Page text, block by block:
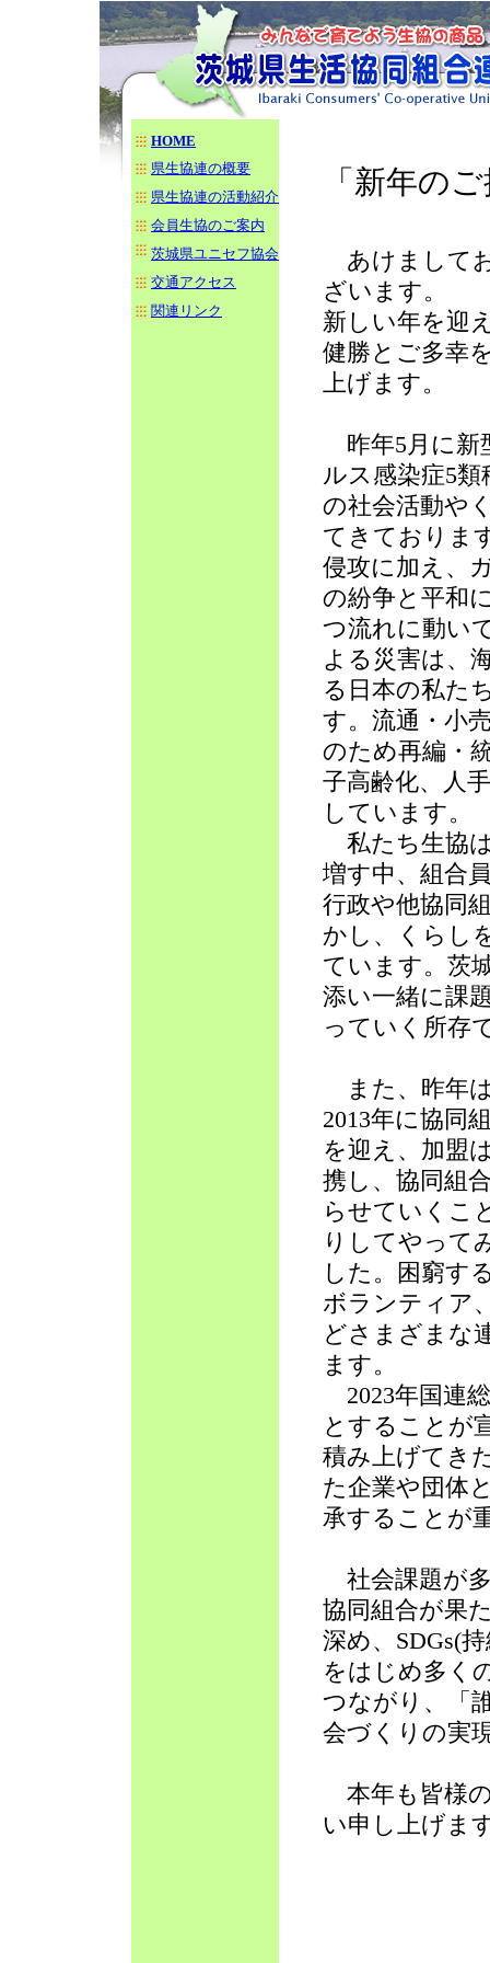
HOME
県生協連の概要
県生協連の活動紹介
会員生協のご案内
茨城県ユニセフ協会
交通アクセス
関連リンク
「新年の
あけまして
ざいます。
新しい年を迎
健勝とご多幸
上げます。
昨年5月に新
ルス感染症5類
の社会活動や
てきておりま
侵攻に加え、
の紛争と平和
つ流れに動い
よる災害は、
る日本の私た
す。流通・小
のため再編・
子高齢化、人
しています。
私たち生協
増す中、組合
行政や他協同
かし、くらし
ています。茨
添い一緒に課
っていく所存
また、昨年
2013年に協同
を迎え、加盟
携し、協同組
らせていくこ
りしてやって
した。困窮す
ボランティア
どさまざまな
ます。
2023年国連
とすることが
積み上げてき
た企業や団体
承することが
社会課題が
協同組合が果
深め、SDGs(
をはじめ多く
つながり、「
会づくりの実
本年も皆様
い申し上げま